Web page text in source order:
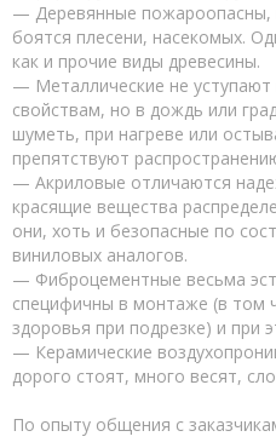
— Деревянные пожароопасны,
боятся плесени, насекомых.
как и прочие виды древесины.
— Металлические не
свойствам, но в дождь или
шуметь, при нагреве или
препятствуют
— Акриловые отличаются
красящие вещества
они, хоть и безопасные по
виниловых аналогов.
— Фиброцементные весьма
специфичны в монтаже (в том
здоровья при подрезке) и при
— Керамические
дорого стоят, много весят,
По опыту общения с